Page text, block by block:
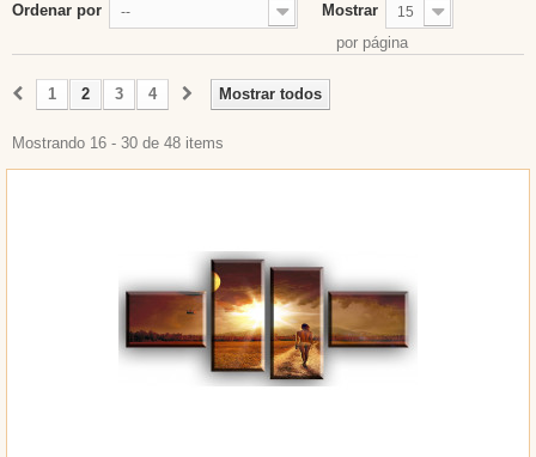
Ordenar por -- Mostrar 15
por página
Mostrar todos
1 2 3 4
Mostrando 16 - 30 de 48 items